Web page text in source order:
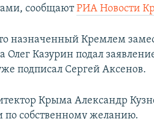
сообщаютРИА Новости
назначенный Кремлем
Олег Казурин подал
подписал Сергей Аксенов.
Крыма Александр
по собственному желанию.